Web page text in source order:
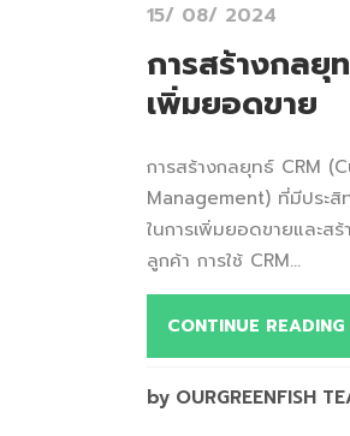
15/ 08/ 2024
การสร้างกลยุ
เพิ่มยอดขาย
การสร้างกลยุทธ์ CRM
Management) ที่มีประ
ในการเพิ่มยอดขายและส
ลูกค้า การใช้ CRM...
CONTINUE READING
by OURGREENFISH